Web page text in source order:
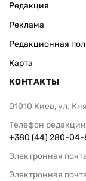
Редакция
Реклама
Редакционная
Карта
КОНТАКТЫ
01010 Киев, ул.
Телефон
+380 (44) 280-04-
Электронная
Электронная